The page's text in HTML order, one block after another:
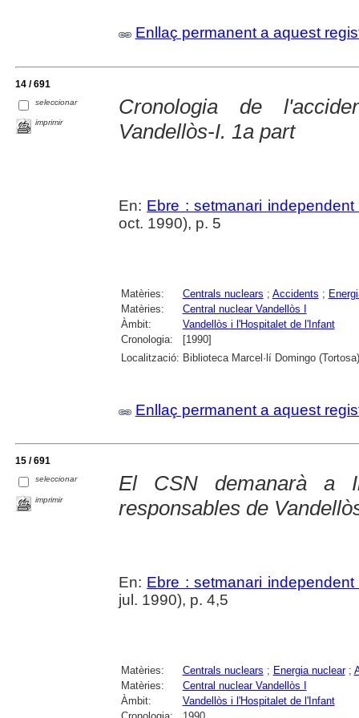
Enllaç permanent a aquest
14 / 691
seleccionar
imprimir
Cronologia de
Vandellòs-I. 1a part
En: Ebre : setmanari
oct. 1990), p. 5
Matèries: Centrals nuclears ; Accidents ;
Matèries:
Central nuclear Vandellòs I
Àmbit:
Vandellòs i l'Hospitalet de l'Infant
Cronologia:
[1990]
Localització: Biblioteca Marcel·lí Domingo (Tortosa)
Enllaç permanent a aquest
15 / 691
seleccionar
imprimir
El CSN demanarà a
responsables de
En: Ebre : setmanari
jul. 1990), p. 4,5
Matèries: Centrals nuclears ; Energia nuclear;
Matèries:
Central nuclear Vandellòs I
Àmbit:
Vandellòs i l'Hospitalet de l'Infant